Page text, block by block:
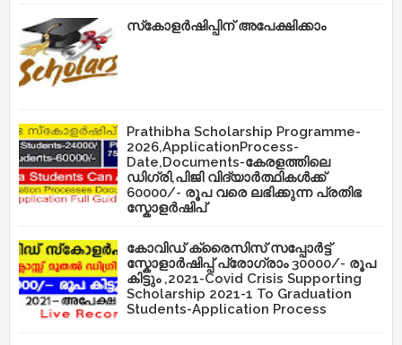
സ്‌കോളർഷിപ്പിന് അപേക്ഷിക്കാം
Prathibha Scholarship Programme-
2026,ApplicationProcess-
Date,Documents-കേരളത്തിലെ
ഡിഗ്രി,പിജി വിദ്യാർത്ഥികൾക്ക്
60000/- രൂപ വരെ ലഭിക്കുന്ന പ്രതിഭ
സ്കോളർഷിപ്
കോവിഡ് ക്രൈസിസ് സപ്പോർട്ട്
സ്കോളാർഷിപ്പ് പ്രോഗ്രാം 30000/- രൂപ
കിട്ടും ,2021-Covid Crisis Supporting
Scholarship 2021-1 To Graduation
Students-Application Process